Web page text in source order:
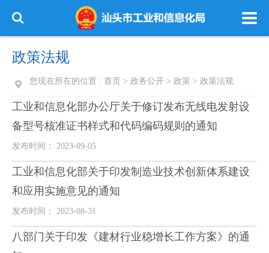
政策法规
您现在所在的位置 : 首页 > 政务公开 > 政策 > 政策法规
工业和信息化部办公厅关于修订发布无线电发射设
备型号核准证书样式和代码编码规则的通知
发布时间： 2023-09-05
工业和信息化部关于印发制造业技术创新体系建设
和应用实施意见的通知
发布时间： 2023-08-31
八部门关于印发《建材行业稳增长工作方案》的通